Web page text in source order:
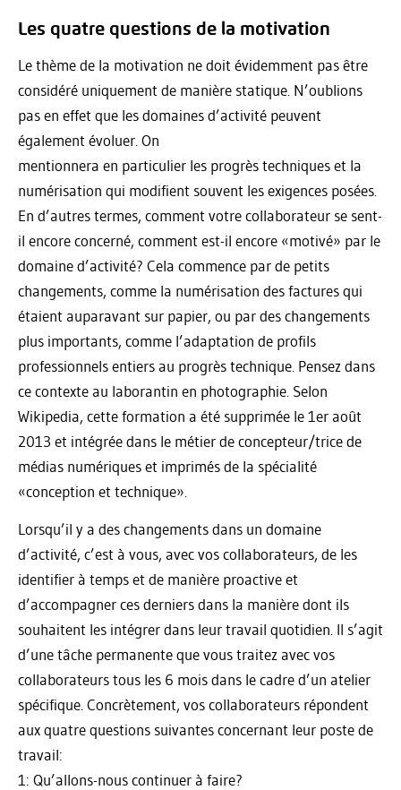
Les quatre questions de la motivation
Le thème de la motivation ne doit évidemment pas être
considéré uniquement de manière statique. N’oublions
pas en effet que les domaines d’activité peuvent
également évoluer. On
mentionnera en particulier les progrès techniques et la
numérisation qui modifient souvent les exigences posées.
En d’autres termes, comment votre collaborateur se sent-
il encore concerné, comment est-il encore «motivé» par le
domaine d’activité? Cela commence par de petits
changements, comme la numérisation des factures qui
étaient auparavant sur papier, ou par des changements
plus importants, comme l’adaptation de profils
professionnels entiers au progrès technique. Pensez dans
ce contexte au laborantin en photographie. Selon
Wikipedia, cette formation a été supprimée le 1er août
2013 et intégrée dans le métier de concepteur/trice de
médias numériques et imprimés de la spécialité
«conception et technique».
Lorsqu’il y a des changements dans un domaine
d’activité, c’est à vous, avec vos collaborateurs, de les
identifier à temps et de manière proactive et
d’accompagner ces derniers dans la manière dont ils
souhaitent les intégrer dans leur travail quotidien. Il s’agit
d’une tâche permanente que vous traitez avec vos
collaborateurs tous les 6 mois dans le cadre d’un atelier
spécifique. Concrètement, vos collaborateurs répondent
aux quatre questions suivantes concernant leur poste de
travail:
1: Qu’allons-nous continuer à faire?